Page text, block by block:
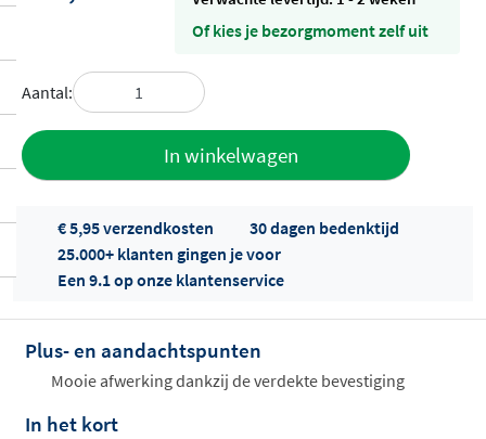
Of kies je bezorgmoment zelf uit
Aantal:
In winkelwagen
Offertes
€ 5,95 verzendkosten
30 dagen bedenktijd
25.000+ klanten gingen je voor
Een 9.1 op onze klantenservice
Plus- en aandachtspunten
Mooie afwerking dankzij de verdekte bevestiging
In het kort